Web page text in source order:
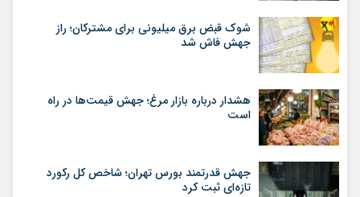
شوک قبض برق میلیونی برای مشترکان؛ راز
جهش فاش شد
هشدار درباره بازار مرغ؛ جهش قیمت‌ها در راه
است
جهش قدرتمند بورس تهران؛ شاخص کل رکورد
تازه‌ای ثبت کرد